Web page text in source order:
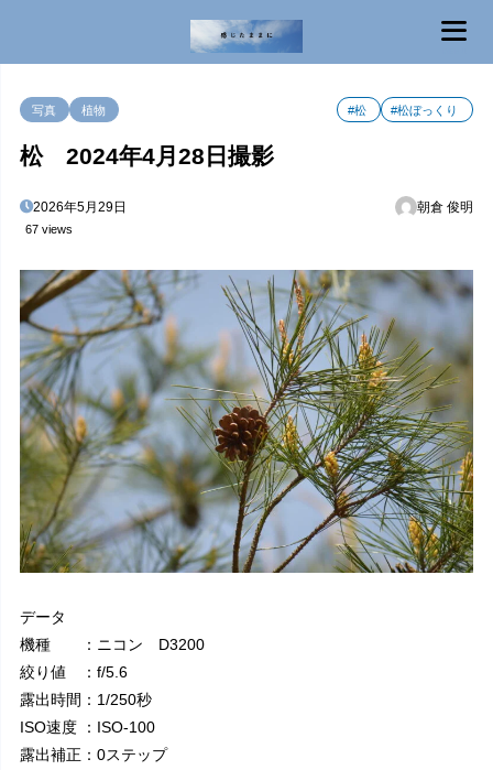
写真 植物 #松 #松ぼっくり
松 2024年4月28日撮影
2026年5月29日 朝倉 俊明
67 views
データ
機種 ：ニコン D3200
絞り値 ：f/5.6
露出時間：1/250秒
ISO速度 ：ISO-100
露出補正：0ステップ